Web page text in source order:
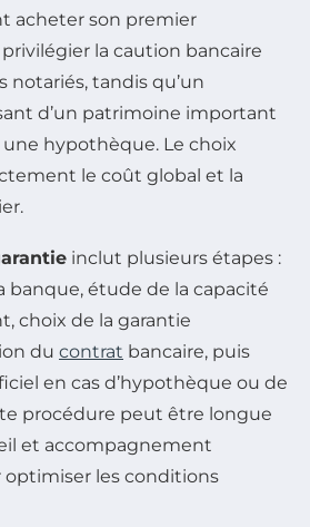
acheter son premier
la caution bancaire
notariés, tandis qu’un
d’un patrimoine important
hypothèque. Le choix
le coût global et la
inclut plusieurs étapes :
banque, étude de la capacité
choix de la garantie
du contrat bancaire, puis
en cas d’hypothèque ou de
procédure peut être longue
et accompagnement
optimiser les conditions